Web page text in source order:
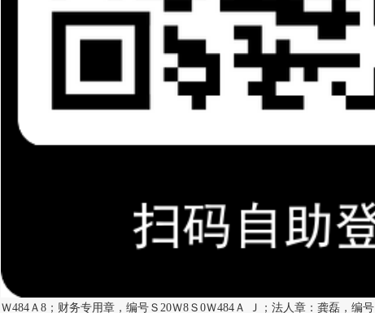
Ｗ484Ａ8；财务专用章，编号Ｓ20Ｗ8Ｓ0Ｗ484Ａ Ｊ；法人章：龚磊，编